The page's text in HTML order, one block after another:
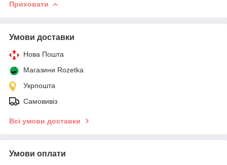
Приховати
Умови доставки
Нова Пошта
Магазини Rozetka
Укрпошта
Самовивіз
Всі умови доставки
Умови оплати